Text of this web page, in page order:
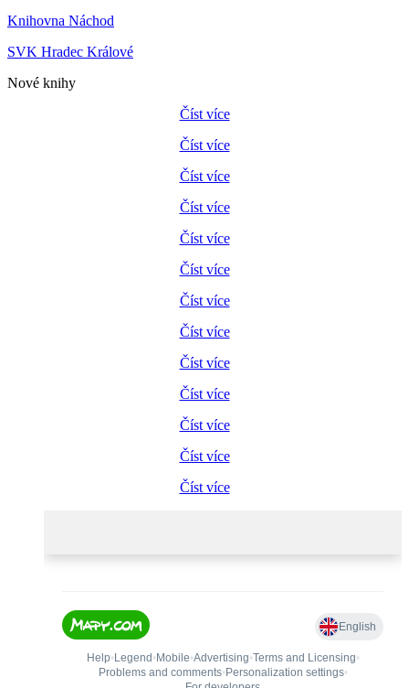
Knihovna Náchod
SVK Hradec Králové
Nové knihy
Číst více
Číst více
Číst více
Číst více
Číst více
Číst více
Číst více
Číst více
Číst více
Číst více
Číst více
Číst více
Číst více